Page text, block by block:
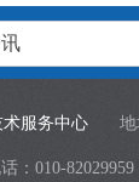
服务中心
：010-82029959